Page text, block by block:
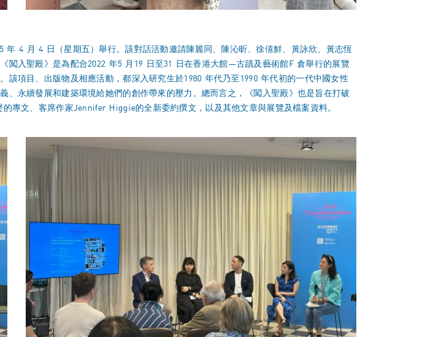
年 4 月 4 日（星期五）舉行。該對話活動邀請陳麗同、陳沁昕、徐僖鮮、黃詠欣、黃志恆
闖入聖殿》是為配合2022 年5 月19 日至31 日在香港大館—古蹟及藝術館F 倉舉行的展覽
項目、出版物及相應活動，都深入研究生於1980 年代乃至1990 年代初的一代中國女性
永續發展和建築環境給她們的創作帶來的壓力。總而言之，《闖入聖殿》也是旨在打破
專文、客席作家Jennifer Higgie的全新委約撰文，以及其他文章與展覽及檔案資料。